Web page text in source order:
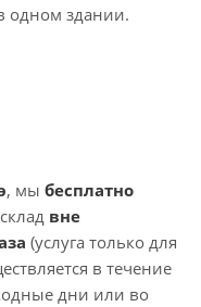
одном здании.
, мы бесплатно
вне
(услуга только для
в течение
дни или во